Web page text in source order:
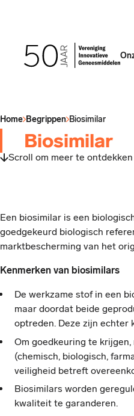
Home Begrippen Biosimilar
Biosimilar
Scroll om meer te ontdekken
Een biosimilar is een
goedgekeurd biologisch
marktbescherming van het
Kenmerken van biosimilars
De werkzame stof in een
maar doordat beide
optreden. Deze zijn
Om goedkeuring te
(chemisch, biologisch,
veiligheid betreft
Biosimilars worden
kwaliteit te garanderen.​